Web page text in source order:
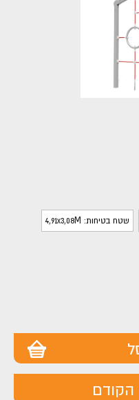
שטח בטיחות: 4,91x3,08M
הקודם